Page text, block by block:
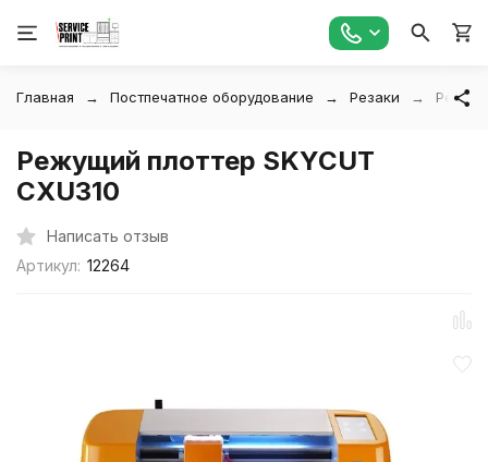
Главная Постпечатное оборудование Резаки
Режущий плоттер SKYCUT
CXU310
Написать отзыв
Артикул: 12264